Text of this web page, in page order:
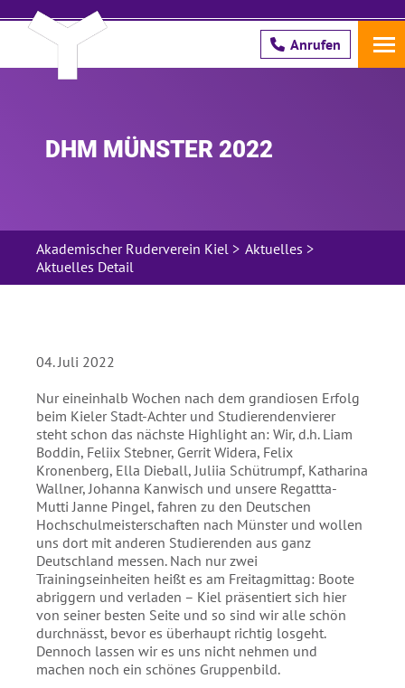
Anrufen
Pflichtfeld
E-Mail Adresse*
Unterlagen an die oben genannte E-Mail
Adresse gesendet bekommen möchte.
Absenden
DHM MÜNSTER 2022
Akademischer Ruderverein Kiel > Aktuelles >
Aktuelles Detail
04. Juli 2022
Nur eineinhalb Wochen nach dem grandiosen Erfolg
beim Kieler Stadt-Achter und Studierendenvierer
steht schon das nächste Highlight an: Wir, d.h. Liam
Boddin, Feliix Stebner, Gerrit Widera, Felix
Kronenberg, Ella Dieball, Juliia Schütrumpf, Katharina
Wallner, Johanna Kanwisch und unsere Regattta-
Mutti Janne Pingel, fahren zu den Deutschen
Hochschulmeisterschaften nach Münster und wollen
uns dort mit anderen Studierenden aus ganz
Deutschland messen. Nach nur zwei
Trainingseinheiten heißt es am Freitagmittag: Boote
abriggern und verladen – Kiel präsentiert sich hier
von seiner besten Seite und so sind wir alle schön
durchnässt, bevor es überhaupt richtig losgeht.
Dennoch lassen wir es uns nicht nehmen und
machen noch ein schönes Gruppenbild.